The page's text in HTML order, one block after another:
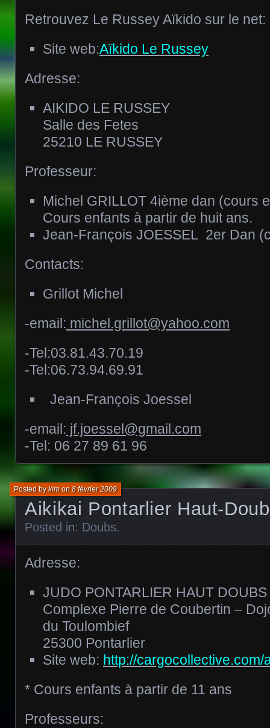
Retrouvez Le Russey Aïkido sur le net:
Site web:Aïkido Le Russey
Adresse:
AIKIDO LE RUSSEY
Salle des Fetes
25210 LE RUSSEY
Professeur:
Michel GRILLOT 4ième dan (cours
Cours enfants à partir de huit ans.
Jean-François JOESSEL 2er Dan
Contacts:
Grillot Michel
-email: michel.grillot@yahoo.com
-Tel:03.81.43.70.19
-Tel:06.73.94.69.91
Jean-François Joessel
-email: jf.joessel@gmail.com
-Tel: 06 27 89 61 96
Aikikai Pontarlier Haut-
Posted bykimon8 février 2009
Posted in: Doubs.
Adresse:
JUDO PONTARLIER HAUT DOUBS
Complexe Pierre de Coubertin –
du Toulombief
25300 Pontarlier
Site web: http://cargocollective.com/
* Cours enfants à partir de 11 ans
Professeurs: